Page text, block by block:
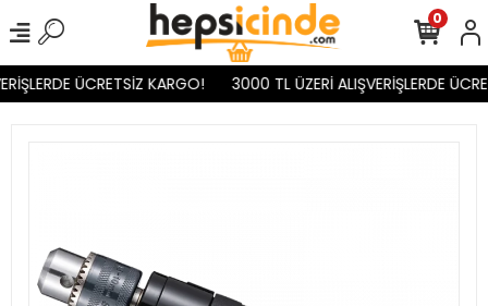
ÜCRETSİZ KARGO! 3000 TL ÜZERİ ALIŞVERİŞLERDE
0